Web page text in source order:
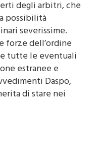
possibilità
severissime.
dell’ordine
tutte le eventuali
estranee e
Daspo,
di stare nei